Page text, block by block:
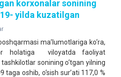
korxonalar sonining
yilda kuzatilgan
ma’lumotlariga ko‘ra,
holatiga viloyatda faoliyat
sonining o‘tgan yilning
oshib, o‘sish sur’ati 117,0 %